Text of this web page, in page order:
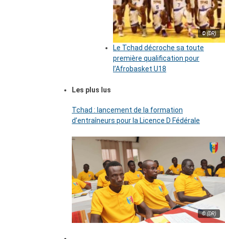
© (DR)
Le Tchad décroche sa toute
première qualification pour
l’Afrobasket U18
Les plus lus
Tchad : lancement de la formation
d’entraîneurs pour la Licence D Fédérale
© (DR)